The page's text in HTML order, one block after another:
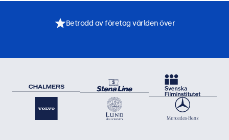
Betrodd av företag världen över